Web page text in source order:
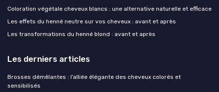
Coloration végétale cheveux blancs : une alternative naturelle et efficace
Les effets du henné neutre sur vos cheveux : avant et après
Les transformations du henné blond : avant et après
Les derniers articles
Brosses démêlantes : l’alliée élégante des cheveux colorés et
sensibilisés